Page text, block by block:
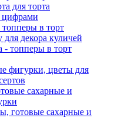
для торта
цифрами
в торт
декора куличей
- топперы в торт
фигурки, цветы для
сахарные и
готовые сахарные и